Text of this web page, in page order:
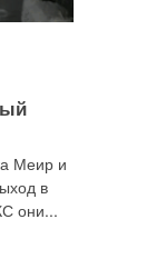
Меир и
в
они...